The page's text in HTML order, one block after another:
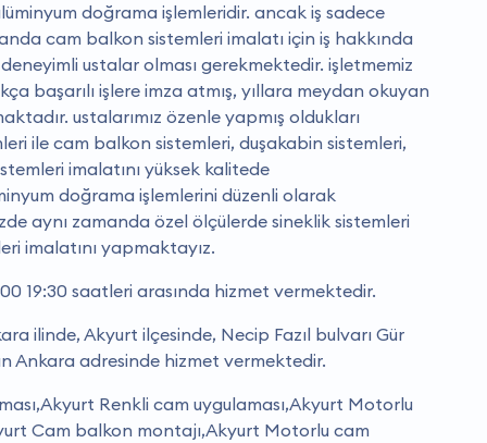
doğrama işlemleridir. ancak iş sadece
cam balkon sistemleri imalatı için iş hakkında
ustalar olması gerekmektedir. i̇şletmemiz
başarılı işlere imza atmış, yıllara meydan okuyan
ustalarımız özenle yapmış oldukları
ile cam balkon sistemleri, duşakabin sistemleri,
imalatını yüksek kalitede
doğrama işlemlerini düzenli olarak
aynı zamanda özel ölçülerde sineklik sistemleri
imalatını yapmaktayız.
19:30 saatleri arasında hizmet vermektedir.
ilinde, Akyurt ilçesinde, Necip Fazıl bulvarı Gür
Ankara adresinde hizmet vermektedir.
Renkli cam uygulaması,Akyurt Motorlu
Cam balkon montajı,Akyurt Motorlu cam